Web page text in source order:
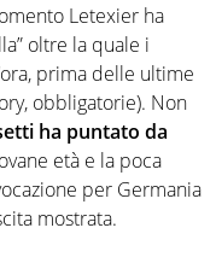
Letexier ha
oltre la quale i
prima delle ultime
obbligatorie). Non
ha puntato da
età e la poca
per Germania
mostrata.